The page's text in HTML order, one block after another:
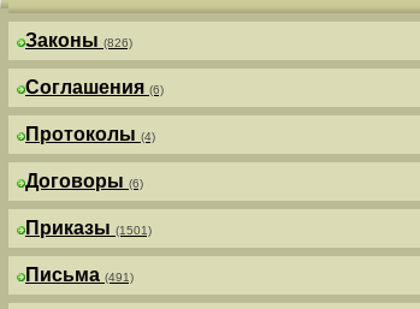
Законы (826)
Соглашения (6)
Протоколы (4)
Договоры (6)
Приказы (1501)
Письма (491)